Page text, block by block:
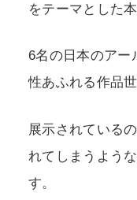
をテーマとした本
6名の日本のアー
性あふれる作品
展示されている
れてしまうよう
す。